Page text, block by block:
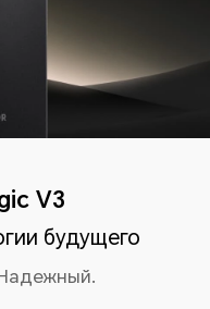
V3
будущего